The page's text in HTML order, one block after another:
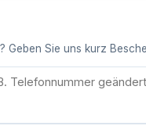
Geben Sie uns kurz